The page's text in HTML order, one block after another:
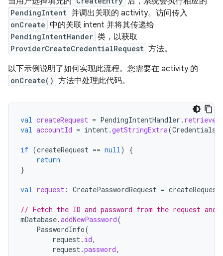
PendingIntent 并调出关联的 activity。访问传入
onCreate 中的关联 intent 并将其传递给
PendingIntentHander 类，以获取
ProviderCreateCredentialRequest 方法。
以下示例说明了如何实现此流程。您需要在 activity 的
onCreate() 方法中处理此代码。
val createRequest = PendingIntentHandler .
val accountId = intent.getStringExtra(
if (createRequest == null)
{
return
}
val request : CreatePasswordRequest = createRequest
// Fetch the ID and password from the request
mDatabase.addNewPassword(
PasswordInfo(
request. id,
request.password,